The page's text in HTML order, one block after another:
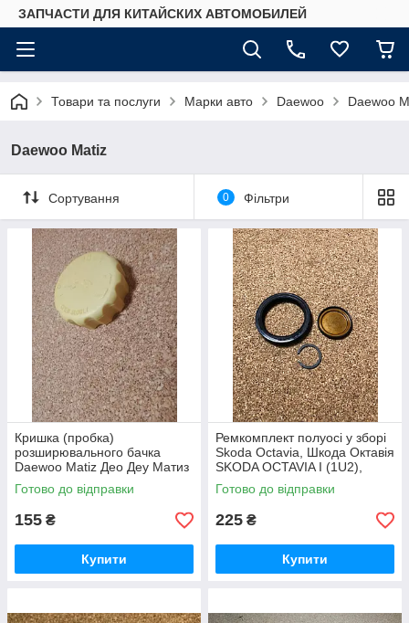
ЗАПЧАСТИ ДЛЯ КИТАЙСКИХ АВТОМОБИЛЕЙ
Товари та послуги Марки авто Daewoo Daewoo
Daewoo Matiz
Сортування 0 Фільтри
Кришка (пробка)
розширювального бачка
Daewoo Matiz Део Деу Матиз
Матіз
Готово до відправки
155 ₴
Купити
Ремкомплект полуосі у зборі
Skoda Octavia, Шкода Октавія
SKODA OCTAVIA I (1U2),
OCTAVIA I Combi (1U5)
Готово до відправки
225 ₴
Купити